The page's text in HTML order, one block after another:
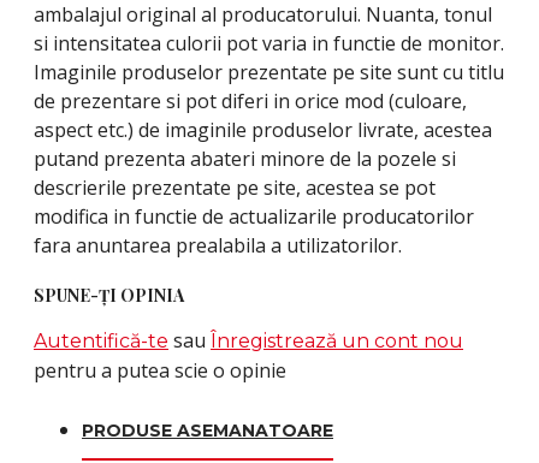
ambalajul original al producatorului. Nuanta, tonul
si intensitatea culorii pot varia in functie de monitor.
Imaginile produselor prezentate pe site sunt cu titlu
de prezentare si pot diferi in orice mod (culoare,
aspect etc.) de imaginile produselor livrate, acestea
putand prezenta abateri minore de la pozele si
descrierile prezentate pe site, acestea se pot
modifica in functie de actualizarile producatorilor
fara anuntarea prealabila a utilizatorilor.
SPUNE-ŢI OPINIA
Autentifică-te sau Înregistrează un cont nou
pentru a putea scie o opinie
PRODUSE ASEMANATOARE